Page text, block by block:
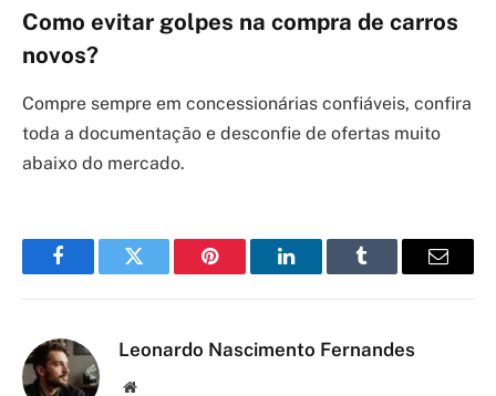
Como evitar golpes na compra de carros
novos?
Compre sempre em concessionárias confiáveis, confira
toda a documentação e desconfie de ofertas muito
abaixo do mercado.
FacebookTwitter Pinterest LinkedInTumblr Email
Leonardo Nascimento Fernandes
Site/Blog